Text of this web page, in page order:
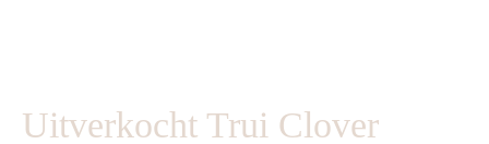
Uitverkocht Trui Clover